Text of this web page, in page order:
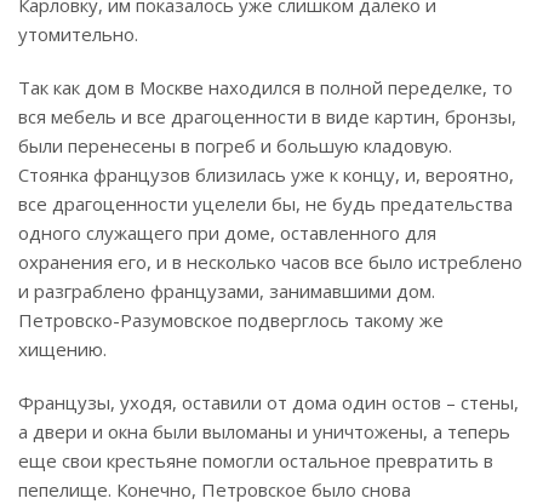
Карловку, им показалось уже слишком далеко и
утомительно.
Так как дом в Москве находился в полной переделке, то
вся мебель и все драгоценности в виде картин, бронзы,
были перенесены в погреб и большую кладовую.
Стоянка французов близилась уже к концу, и, вероятно,
все драгоценности уцелели бы, не будь предательства
одного служащего при доме, оставленного для
охранения его, и в несколько часов все было истреблено
и разграблено французами, занимавшими дом.
Петровско-Разумовское подверглось такому же
хищению.
Французы, уходя, оставили от дома один остов – стены,
а двери и окна были выломаны и уничтожены, а теперь
еще свои крестьяне помогли остальное превратить в
пепелище. Конечно, Петровское было снова